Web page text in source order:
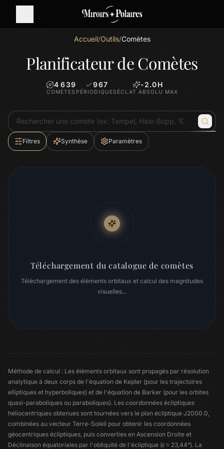
Accueil/Outils/Comètes
Planificateur de Comètes
4 639
COMÈTES
967
PÉRIODIQUES
-2.0H
ÉCLAT ABSOLU MAX
Filtres Synthèse Paramètres
Téléchargement du catalogue de comètes
Téléchargement des éléments orbitaux et calcul des magnitudes
visuelles...
Méthode de calcul : Les éléments orbitaux sont propagés par résolution
analytique à deux corps de l'équation de Kepler (pour les trajectoires
elliptiques et hyperboliques) et de l'équation de Barker (pour les orbites
quasi-paraboliques ou paraboliques). Les coordonnées écliptiques
héliocentriques obtenues sont tournées vers le plan écliptique J2000.0,
combinées au vecteur Terre-Soleil pour obtenir les coordonnées
géocentriques écliptiques, puis converties en Ascension Droite et
Déclinaison équatoriales par l'obliquité de l'écliptique (ε ≈ 23,44°). La